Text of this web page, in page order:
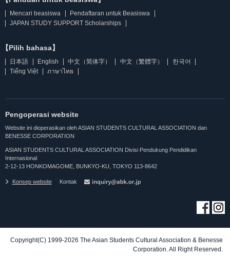
Mencari beasiswa
Pendaftaran untuk Beasiswa
JAPAN STUDY SUPPORT Scholarships
【Pilih bahasa】
日本語 English 中文（简体字） 中文（繁體字）
한국어
Tiếng Việt
ภาษาไทย
Pengoperasi website
Website ini dioperasikan oleh ASIAN STUDENTS CULTURAL ASSOCIATION dan
BENESSE CORPORATION
ASIAN STUDENTS CULTURAL ASSOCIATION Divisi Pendukung Pendidikan
Internasional
2-12-13 HONKOMAGOME, BUNKYO-KU, TOKYO 113-8642
Konsep website Kontak
Copyright(C) 1999-2026 The Asian Students Cultural Association & Benesse
Corporation. All Right Reserved.